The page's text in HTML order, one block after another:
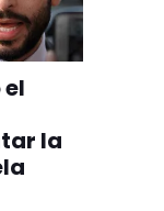
la